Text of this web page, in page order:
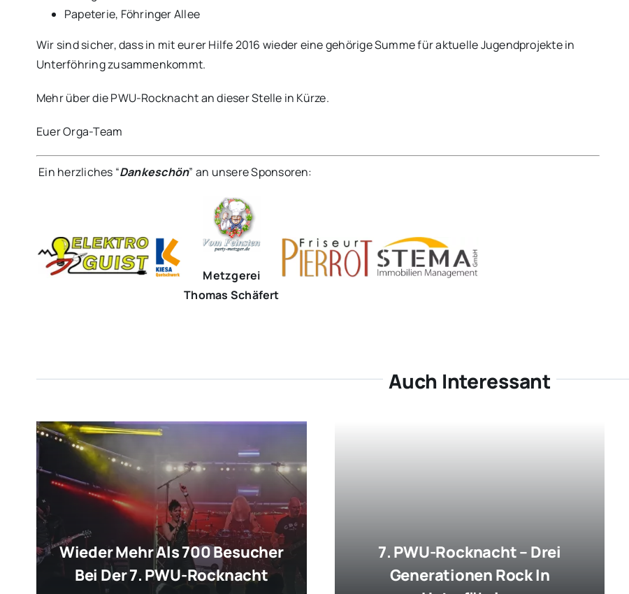
Papeterie, Föhringer Allee
Wir sind sicher, dass in mit eurer Hilfe 2016 wieder eine gehörige Summe für aktuelle Jugendprojekte in
Unterföhring zusammenkommt.
Mehr über die PWU-Rocknacht an dieser Stelle in Kürze.
Euer Orga-Team
Ein herzliches “Dankeschön” an unsere Sponsoren:
Metzgerei
Thomas Schäfert
Auch Interessant
Wieder Mehr Als 700 Besucher
Bei Der 7. PWU-Rocknacht
7. PWU-Rocknacht – Drei
Generationen Rock In